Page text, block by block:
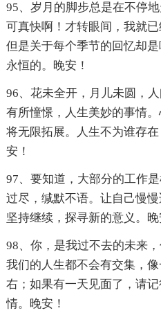
95、岁月的脚步总是在不停
可真快啊！才转眼间，我就
但是关于每个季节的回忆却
永恒的。晚安！
96、花未全开，月儿未圆，
有所憧憬，人生美妙的事情
将无限拓展。人生不为谁存
安！
97、要知道，大部分的工作
过尽，缄默不语。让自己慢
坚持继续，探寻新的意义。晚
98、你，是我过不去的未来
我们的人生都不会有交集，
右；如果有一天见面了，请
情。晚安！